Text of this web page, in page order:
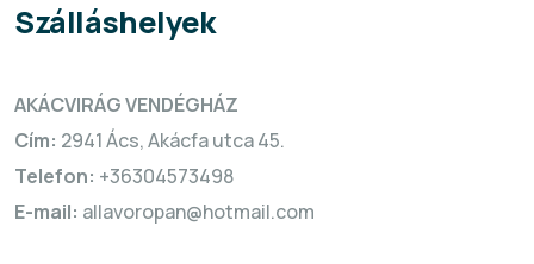
Szálláshelyek
AKÁCVIRÁG VENDÉGHÁZ
Cím: 2941 Ács, Akácfa utca 45.
Telefon: +36304573498
E-mail: allavoropan@hotmail.com